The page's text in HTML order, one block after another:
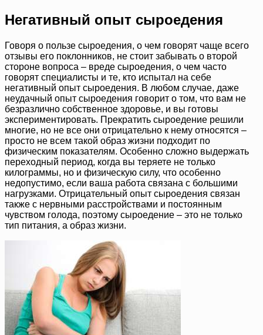
Негативный опыт сыроедения
Говоря о пользе сыроедения, о чем говорят чаще всего
отзывы его поклонников, не стоит забывать о второй
стороне вопроса – вреде сыроедения, о чем часто
говорят специалисты и те, кто испытал на себе
негативный опыт сыроедения. В любом случае, даже
неудачный опыт сыроедения говорит о том, что вам не
безразлично собственное здоровье, и вы готовы
экспериментировать. Прекратить сыроедение решили
многие, но не все они отрицательно к нему относятся –
просто не всем такой образ жизни подходит по
физическим показателям. Особенно сложно выдержать
переходный период, когда вы теряете не только
килограммы, но и физическую силу, что особенно
недопустимо, если ваша работа связана с большими
нагрузками. Отрицательный опыт сыроедения связан
также с нервными расстройствами и постоянным
чувством голода, поэтому сыроедение – это не только
тип питания, а образ жизни.